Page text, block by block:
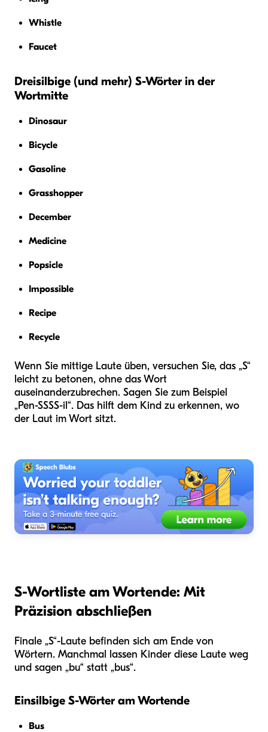
Whistle
Faucet
Dreisilbige (und mehr) S-Wörter in der
Wortmitte
Dinosaur
Bicycle
Gasoline
Grasshopper
December
Medicine
Popsicle
Impossible
Recipe
Recycle
Wenn Sie mittige Laute üben, versuchen Sie, das „S“
leicht zu betonen, ohne das Wort
auseinanderzubrechen. Sagen Sie zum Beispiel
„Pen-SSSS-il“. Das hilft dem Kind zu erkennen, wo
der Laut im Wort sitzt.
S-Wortliste am Wortende: Mit
Präzision abschließen
Finale „S“-Laute befinden sich am Ende von
Wörtern. Manchmal lassen Kinder diese Laute weg
und sagen „bu“ statt „bus“.
Einsilbige S-Wörter am Wortende
Bus